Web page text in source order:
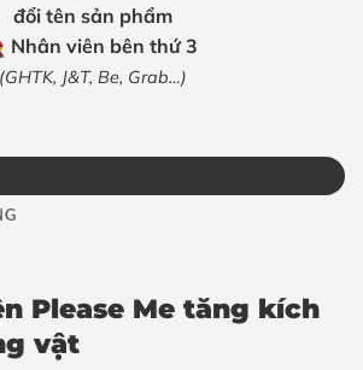
đổi tên sản phẩm
Nhân viên bên thứ 3
(GHTK, J&T, Be, Grab…)
Please Me tăng kích
vật